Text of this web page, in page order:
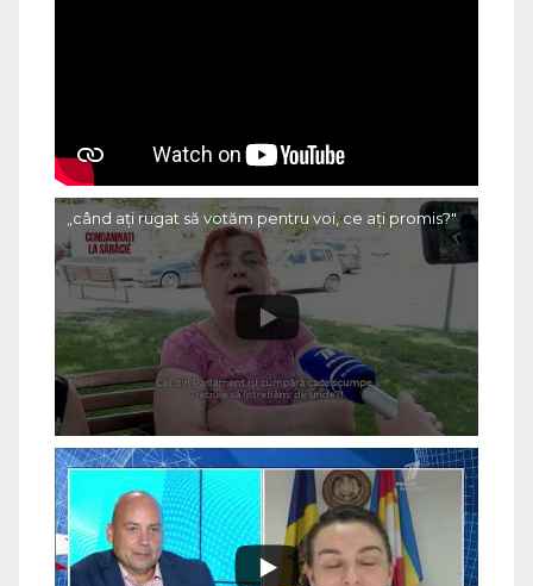
„când ați rugat să votăm pentru voi, ce ați promis?"